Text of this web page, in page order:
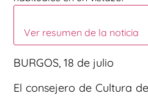
Ver resumen de la noticia
BURGOS, 18 de julio
El consejero de Cultura